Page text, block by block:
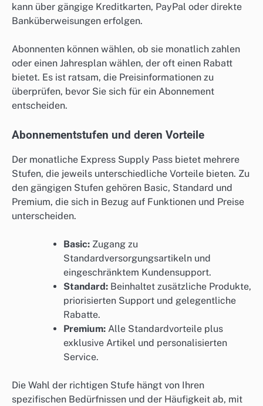
kann über gängige Kreditkarten, PayPal oder direkte
Banküberweisungen erfolgen.
Abonnenten können wählen, ob sie monatlich zahlen
oder einen Jahresplan wählen, der oft einen Rabatt
bietet. Es ist ratsam, die Preisinformationen zu
überprüfen, bevor Sie sich für ein Abonnement
entscheiden.
Abonnementstufen und deren Vorteile
Der monatliche Express Supply Pass bietet mehrere
Stufen, die jeweils unterschiedliche Vorteile bieten. Zu
den gängigen Stufen gehören Basic, Standard und
Premium, die sich in Bezug auf Funktionen und Preise
unterscheiden.
Basic: Zugang zu
Standardversorgungsartikeln und
eingeschränktem Kundensupport.
Standard: Beinhaltet zusätzliche Produkte,
priorisierten Support und gelegentliche
Rabatte.
Premium: Alle Standardvorteile plus
exklusive Artikel und personalisierten
Service.
Die Wahl der richtigen Stufe hängt von Ihren
spezifischen Bedürfnissen und der Häufigkeit ab, mit